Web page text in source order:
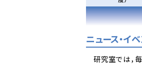
ニュース・イ
研究室では，